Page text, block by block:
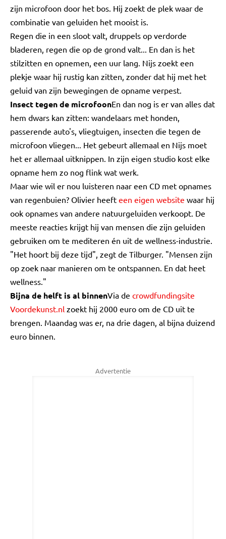
zijn microfoon door het bos. Hij zoekt de plek waar de
combinatie van geluiden het mooist is.
Regen die in een sloot valt, druppels op verdorde
bladeren, regen die op de grond valt... En dan is het
stilzitten en opnemen, een uur lang. Nijs zoekt een
plekje waar hij rustig kan zitten, zonder dat hij met het
geluid van zijn bewegingen de opname verpest.
Insect tegen de microfoonEn dan nog is er van alles dat
hem dwars kan zitten: wandelaars met honden,
passerende auto's, vliegtuigen, insecten die tegen de
microfoon vliegen... Het gebeurt allemaal en Nijs moet
het er allemaal uitknippen. In zijn eigen studio kost elke
opname hem zo nog flink wat werk.
Maar wie wil er nou luisteren naar een CD met opnames
van regenbuien? Olivier heeft een eigen website waar hij
ook opnames van andere natuurgeluiden verkoopt. De
meeste reacties krijgt hij van mensen die zijn geluiden
gebruiken om te mediteren én uit de wellness-industrie.
"Het hoort bij deze tijd", zegt de Tilburger. "Mensen zijn
op zoek naar manieren om te ontspannen. En dat heet
wellness."
Bijna de helft is al binnenVia de crowdfundingsite
Voordekunst.nl zoekt hij 2000 euro om de CD uit te
brengen. Maandag was er, na drie dagen, al bijna duizend
euro binnen.
Advertentie